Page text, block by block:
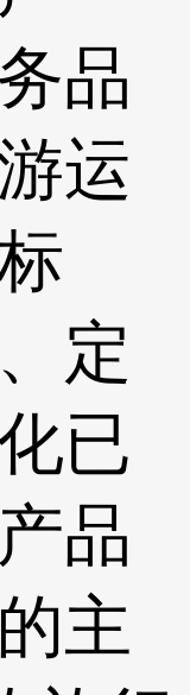
品
运
定
已
品
主